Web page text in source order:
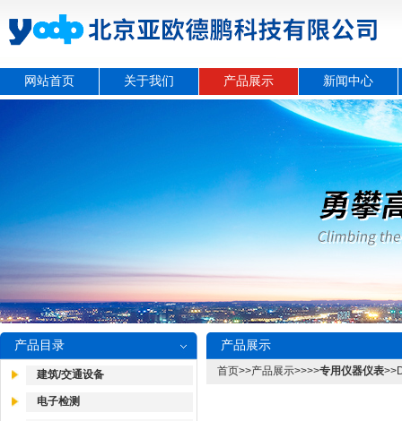
网站首页 关于我们 产品展示 新闻中心
产品目录
建筑/交通设备
电子检测
产品展示
首页>>产品展示>>>>专用仪器仪表